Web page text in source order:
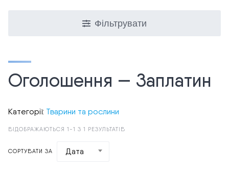
Фільтрувати
Оголошення — Заплатин
Категорії: Тварини та рослини
ВІДОБРАЖАЮТЬСЯ 1-1 З 1 РЕЗУЛЬТАТІВ
СОРТУВАТИ ЗА Дата